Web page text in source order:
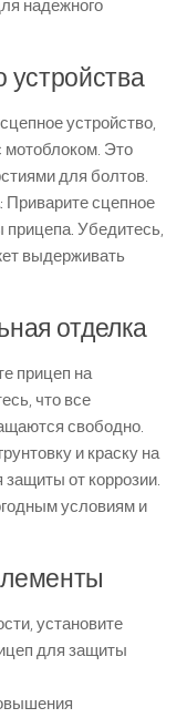
надежного
устройства
устройство,
мотоблоком. Это
для болтов.
: Приварите сцепное
прицепа. Убедитесь,
выдерживать
отделка
прицеп на
что все
свободно.
и краску на
от коррозии.
условиям и
установите
для защиты